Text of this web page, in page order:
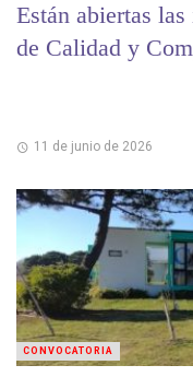
Están abiertas
de Calidad y
11 de junio de 2026
CONVOCATORIA